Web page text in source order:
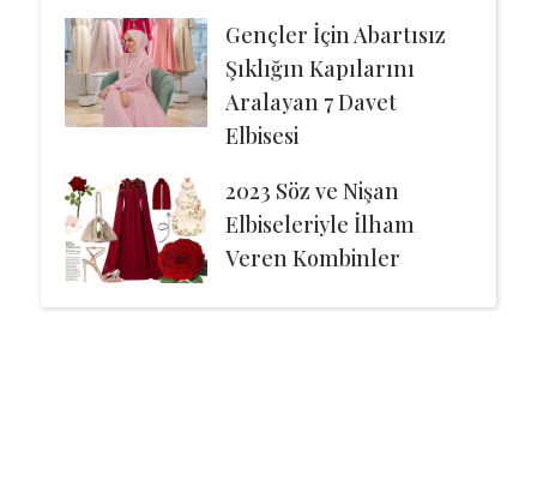
Gençler İçin Abartısız
Şıklığın Kapılarını
Aralayan 7 Davet
Elbisesi
2023 Söz ve Nişan
Elbiseleriyle İlham
Veren Kombinler